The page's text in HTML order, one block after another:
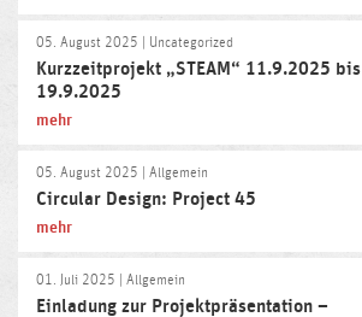
05. August 2025 | Uncategorized
Kurzzeitprojekt „STEAM“ 11.9.2025 bis
19.9.2025
mehr
05. August 2025 | Allgemein
Circular Design: Project 45
mehr
01. Juli 2025 | Allgemein
Einladung zur Projektpräsentation –